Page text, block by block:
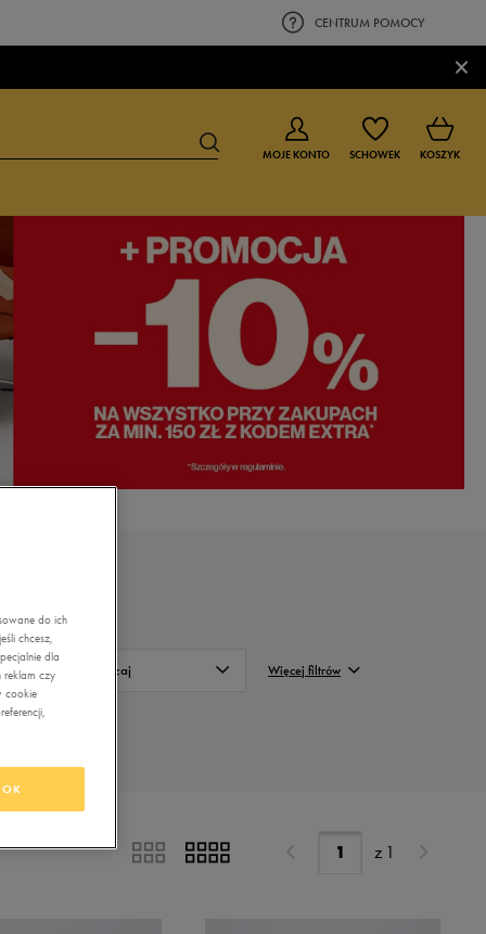
CENTRUM POMOCY
×
BUTY DLA CHŁOPCA BUTY DLA DZIEWCZYNKI
0-4 lat
4-8 lat
9-16 lat
MOJE KONTO SCHOWEK KOSZYK
Rodzaj Więcej filtrów
z 1
do ich
chcesz,
dla
reklam czy
cookie
OK